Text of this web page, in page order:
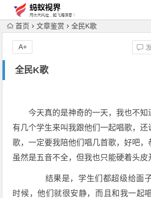
首页 文章鉴赏 全民K歌
全民K歌
A+
今天真的是神奇的一天，我也不知
有几个学生来叫我跟他们一起唱歌，还
歌，一定要我陪他们唱几首歌，好吧，
虽然是五音不全，但我也只能硬着头皮
结果是，学生们都超级给面子
时候，他们就很安静，而且和我一起